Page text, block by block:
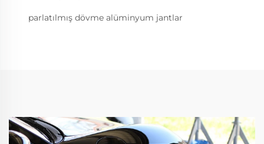
parlatılmış dövme alüminyum jantlar